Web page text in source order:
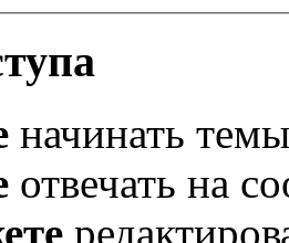
начинать темы
отвечать на